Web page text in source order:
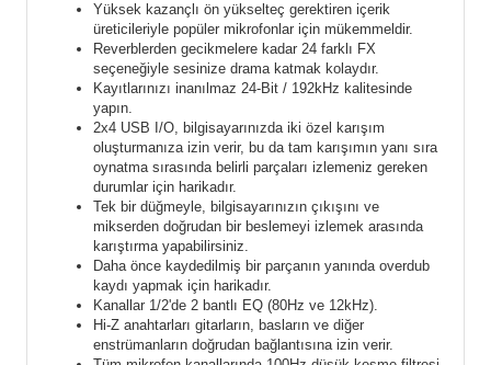
Yüksek kazançlı ön yükselteç gerektiren içerik
üreticileriyle popüler mikrofonlar için mükemmeldir.
Reverblerden gecikmelere kadar 24 farklı FX
seçeneğiyle sesinize drama katmak kolaydır.
Kayıtlarınızı inanılmaz 24-Bit / 192kHz kalitesinde
yapın.
2x4 USB I/O, bilgisayarınızda iki özel karışım
oluşturmanıza izin verir, bu da tam karışımın yanı sıra
oynatma sırasında belirli parçaları izlemeniz gereken
durumlar için harikadır.
Tek bir düğmeyle, bilgisayarınızın çıkışını ve
mikserden doğrudan bir beslemeyi izlemek arasında
karıştırma yapabilirsiniz.
Daha önce kaydedilmiş bir parçanın yanında overdub
kaydı yapmak için harikadır.
Kanallar 1/2'de 2 bantlı EQ (80Hz ve 12kHz).
Hi-Z anahtarları gitarların, basların ve diğer
enstrümanların doğrudan bağlantısına izin verir.